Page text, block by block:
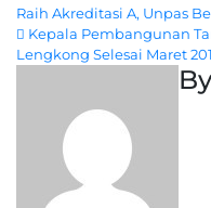
Navigasi
pos
Raih Akreditasi A, Unpas
Kepala Pembangunan
Lengkong Selesai Maret